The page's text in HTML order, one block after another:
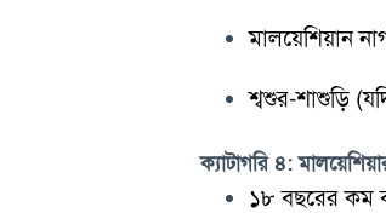
মালয়েশিয়ান
শ্বশুর-শাশুড়ি
ক্যাটাগরি ৪:
১৮ বছরের কম